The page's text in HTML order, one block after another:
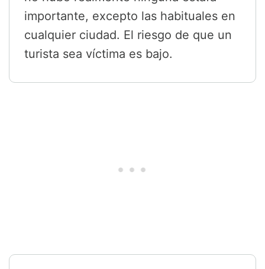
importante, excepto las habituales en
cualquier ciudad. El riesgo de que un
turista sea víctima es bajo.